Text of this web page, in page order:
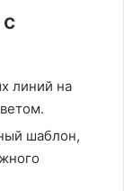
линий на
шаблон,